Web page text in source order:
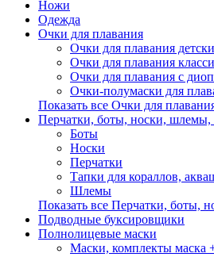
Ножи
Одежда
Очки для плавания
Очки для плавания
Очки для плавания
Очки для плавания с
Очки-полумаски для
Показать все Очки для
Перчатки, боты, носки, шлемы,
Боты
Носки
Перчатки
Тапки для кораллов,
Шлемы
Показать все Перчатки, боты,
Подводные буксировщики
Полнолицевые маски
Маски, комплекты маска